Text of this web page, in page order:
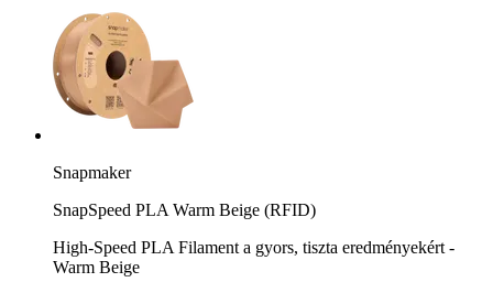
Snapmaker
SnapSpeed PLA Warm Beige (RFID)
High-Speed PLA Filament a gyors, tiszta eredményekért -
Warm Beige